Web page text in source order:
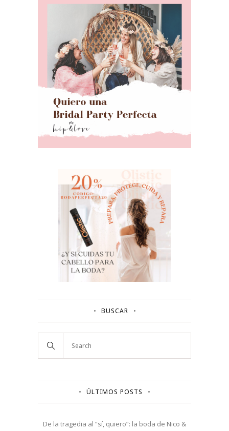
BUSCAR
ÚLTIMOS POSTS
De la tragedia al “sí, quiero”: la boda de Nico &